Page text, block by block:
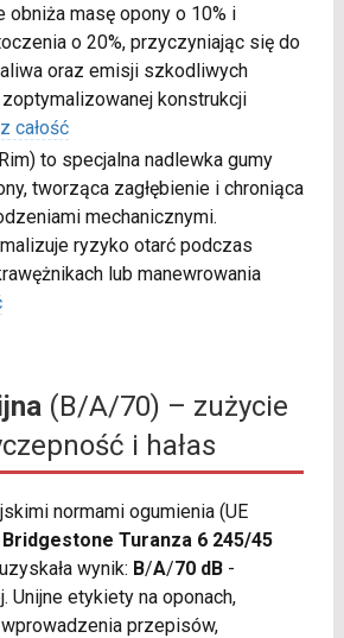
obniża masę opony o 10% i
o 20%, przyczyniając się do
oraz emisji szkodliwych
konstrukcji
całość
to specjalna nadlewka gumy
tworząca zagłębienie i chroniąca
mechanicznymi.
ryzyko otarć podczas
lub manewrowania
(B/A/70) – zużycie
i hałas
normami ogumienia (UE
Bridgestone Turanza 6 245/45
wynik: B/A/70 dB-
Unijne etykiety na oponach,
przepisów,